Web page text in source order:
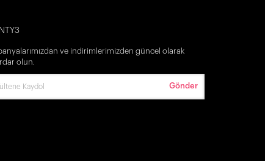
ve indirimlerimizden güncel olarak
olun.
Gönder